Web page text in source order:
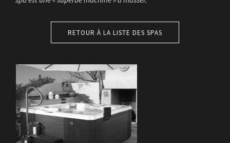
RETOUR À LA LISTE DES SPAS